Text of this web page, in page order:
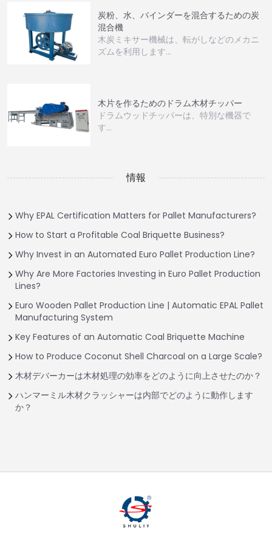
炭粉、水、バインダーを混合するための炭
混合機
木炭ミキサー機械は、転がしなどのメカニ
ズムを利用します…
木片を作るためのドラム木材チッパー
ドラムウッドチッパーは、特別な機器で
す…
情報
Why EPAL Certification Matters for Pallet Manufacturers?
How to Start a Profitable Coal Briquette Business?
Why Invest in an Automated Euro Pallet Production Line?
Why Are More Factories Investing in Euro Pallet Production
Lines?
Euro Wooden Pallet Production Line | Automatic EPAL Pallet
Manufacturing System
Key Features of an Automatic Coal Briquette Machine
How to Produce Coconut Shell Charcoal on a Large Scale?
木材デバーカーは木材処理の効率をどのように向上させたのか？
ハンマーミル木材クラッシャーは内部でどのように動作します
か？